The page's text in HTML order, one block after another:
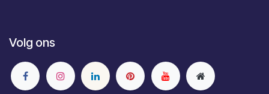
Volg ons